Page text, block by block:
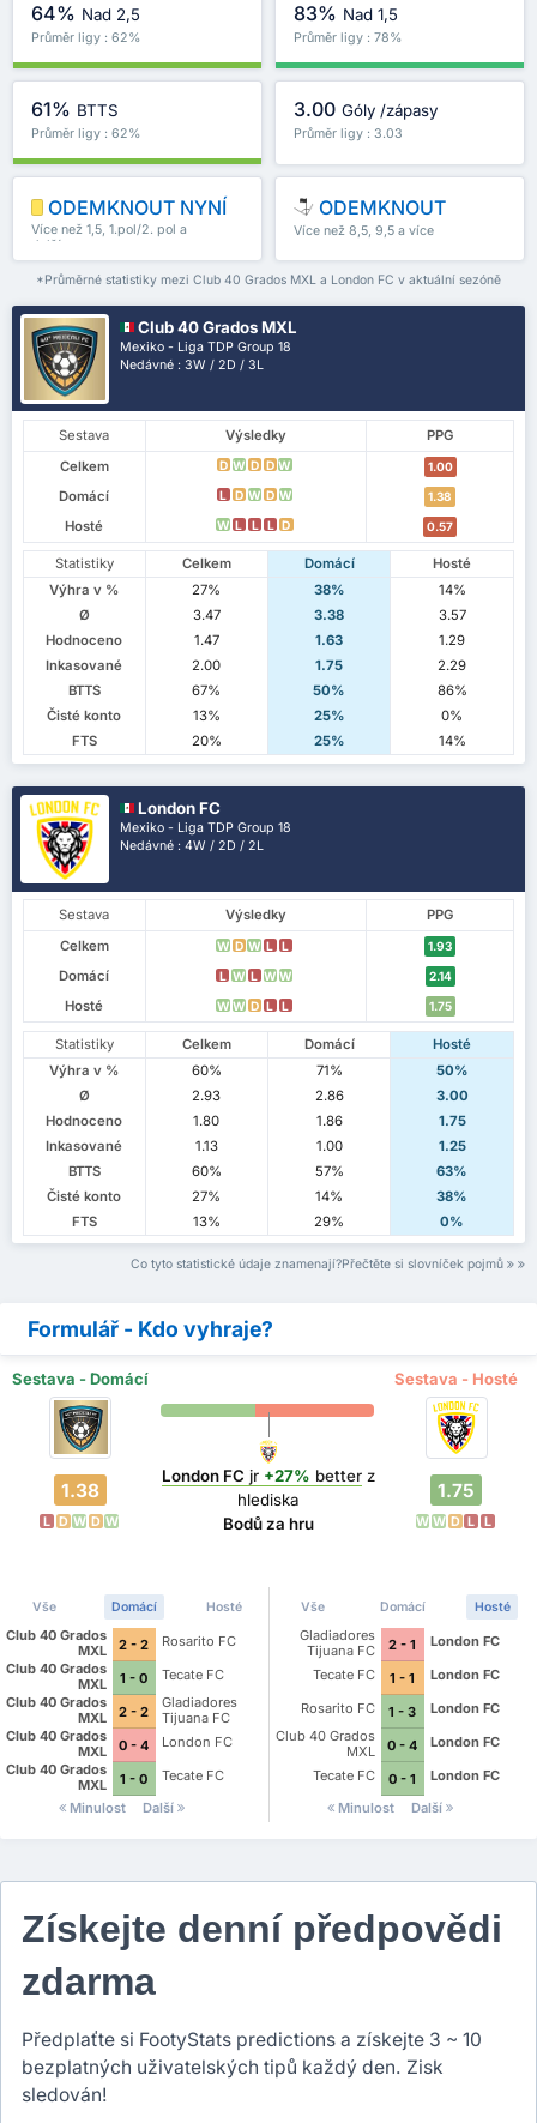
64% Nad 2,5
Průměr ligy : 62%
83% Nad 1,5
Průměr ligy : 78%
61% BTTS
Průměr ligy : 62%
3.00 Góly /zápasy
Průměr ligy : 3.03
ODEMKNOUT NYNÍ
Více než 1,5, 1.pol/2. pol a
další
ODEMKNOUT
Více než 8,5, 9,5 a více
*Průměrné statistiky mezi Club 40 Grados MXL a London FC v aktuální sezóně
Club 40 Grados MXL
Mexiko - Liga TDP Group 18
Nedávné : 3W / 2D / 3L
Sestava Výsledky
PPG
Celkem
D W D D W 1.00
Domácí L D W D W 1.38
Hosté W L L L D 0.57
Statistiky Celkem Domácí
Hosté
Výhra v %
27% 38%
14%
Ø
3.47 3.38
3.57
Hodnoceno
1.47 1.63
1.29
Inkasované
2.00 1.75
2.29
BTTS
67% 50%
86%
Čisté konto
13% 25%
0%
FTS
20% 25% 14%
London FC
Mexiko - Liga TDP Group 18
Nedávné : 4W / 2D / 2L
Sestava Výsledky
PPG
Celkem
W D W L L 1.93
Domácí L W L W W 2.14
Hosté W W D L L 1.75
Statistiky Celkem Domácí
Hosté
Výhra v %
60% 71%
50%
Ø
2.93 2.86
3.00
Hodnoceno
1.80 1.86
1.75
Inkasované
1.13 1.00
1.25
BTTS
60% 57%
63%
Čisté konto
27% 14%
38%
FTS
13% 29% 0%
Co tyto statistické údaje znamenají?Přečtěte si slovníček pojmů
Formulář - Kdo vyhraje?
Sestava - Domácí Sestava - Hosté
1.38
L D W D W
London FC jr +27% betterz
hlediska
Bodů za hru
1.75
W W D L L
Vše Domácí Hosté
Club 40 Grados
MXL
2 - 2
Rosarito FC
Club 40 Grados
MXL
1 - 0
Tecate FC
Club 40 Grados
MXL
2 - 2
Gladiadores
Tijuana FC
Club 40 Grados
MXL
0 - 4
London FC
Club 40 Grados
MXL
1 - 0
Tecate FC
Minulost
Další
Vše Domácí Hosté
Gladiadores
Tijuana FC
2 - 1
London FC
Tecate FC
1 - 1
London FC
Rosarito FC
1 - 3
London FC
Club 40 Grados
MXL
0 - 4
London FC
Tecate FC
0 - 1
London FC
Minulost
Další
Získejte denní předpovědi
zdarma
Předplaťte si FootyStats predictions a získejte 3 ~ 10
bezplatných uživatelských tipů každý den. Zisk
sledován!